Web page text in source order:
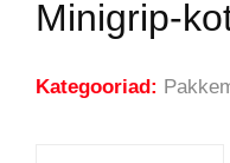
Minigrip-
Kategooriad: